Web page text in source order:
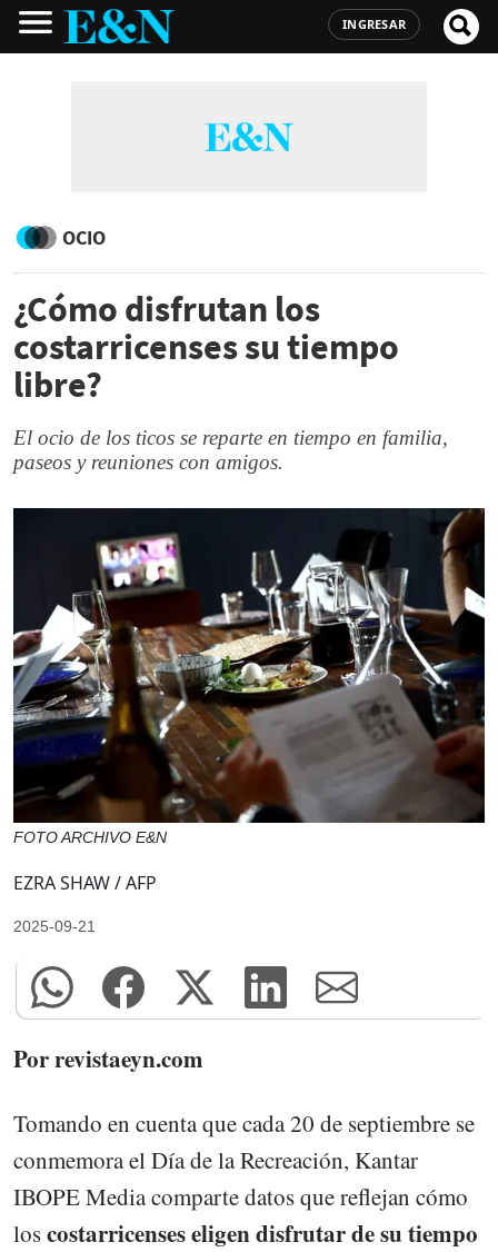
INGRESAR
OCIO
¿Cómo disfrutan los
costarricenses su tiempo
libre?
El ocio de los ticos se reparte en tiempo en familia,
paseos y reuniones con amigos.
FOTO ARCHIVO E&N
EZRA SHAW / AFP
2025-09-21
Por revistaeyn.com
Tomando en cuenta que cada 20 de septiembre se
conmemora el Día de la Recreación, Kantar
IBOPE Media comparte datos que reflejan cómo
loscostarricenses eligen disfrutar de su tiempo